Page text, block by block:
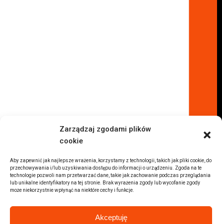
Zarządzaj zgodami plików
cookie
Aby zapewnić jak najlepsze wrażenia, korzystamy z technologii, takich jak pliki cookie, do
przechowywania i/lub uzyskiwania dostępu do informacji o urządzeniu. Zgoda na te
technologie pozwoli nam przetwarzać dane, takie jak zachowanie podczas przeglądania
lub unikalne identyfikatory na tej stronie. Brak wyrażenia zgody lub wycofanie zgody
może niekorzystnie wpłynąć na niektóre cechy i funkcje.
Akceptuję
Inne Lokalizacje
Auta z USA Rzeszów
Auta z USA Białystok
Auta z USA Kraków
Marki samochodów
Sprzedam BMW